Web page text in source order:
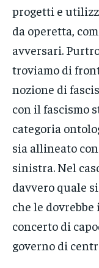
progetti e
da operetta,
avversari.
troviamo di
nozione di
con il fascismo
categoria
sia allineato
sinistra. Nel
davvero quale
che le
concerto di
governo di